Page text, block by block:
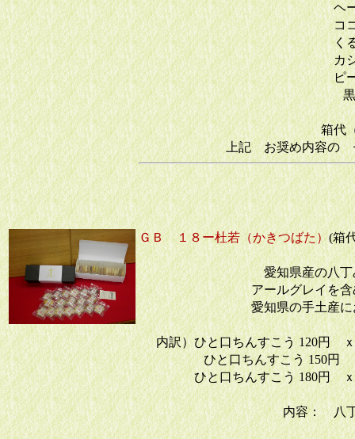
ヘーゼ
ココナ
くる
カシュ
ピーカ
黒糖ピ
箱代（手提の
上記 お奨め内容
ＧＢ １８ー杜若（かきつばた）(箱
愛知県産の八
アールグレイを
愛知県の手土
内訳）ひと口ちんすこう 120
ひと口ちんすこう 150
ひと口ちんすこう 180円
内容：